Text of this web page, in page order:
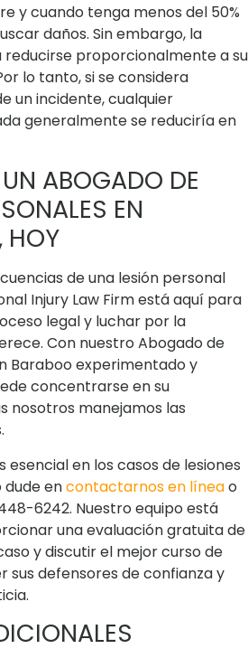
y cuando tenga menos del 50%
daños. Sin embargo, la
proporcionalmente a su
lo tanto, si se considera
un incidente, cualquier
generalmente se reduciría en
ABOGADO DE
EN
HOY
de una lesión personal
Injury Law Firm está aquí para
legal y luchar por la
Con nuestro Abogado de
Baraboo experimentado y
concentrarse en su
nosotros manejamos las
esencial en los casos de lesiones
dude encontactarnos en líneao
6242. Nuestro equipo está
una evaluación gratuita de
y discutir el mejor curso de
sus defensores de confianza y